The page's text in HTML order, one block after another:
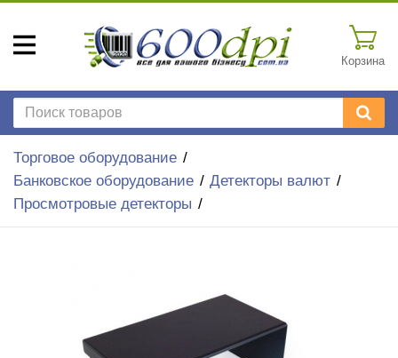
Корзина
Торговое оборудование
Банковское оборудование
Детекторы валют
Просмотровые детекторы